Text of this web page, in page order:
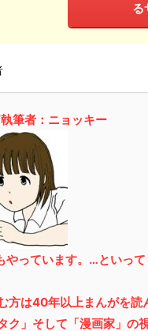
る
筆者：ニョッキー
やっています。…といっ
方は40年以上まんがを読
ク」そして「漫画家」の